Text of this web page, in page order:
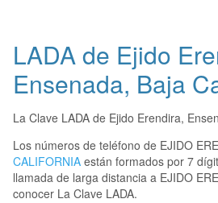
LADA de Ejido
Ensenada, Baja
La Clave LADA de Ejido Erendira,
Los números de teléfono de EJIDO
CALIFORNIA están formados por 7
llamada de larga distancia a EJIDO
conocer La Clave LADA.